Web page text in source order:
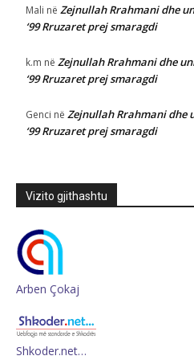
Mali në Zejnullah Rrahmani dhe
‘99 Rruzaret prej smaragdi
k.m në Zejnullah Rrahmani dhe
‘99 Rruzaret prej smaragdi
Genci në Zejnullah Rrahmani dhe
‘99 Rruzaret prej smaragdi
Vizito gjithashtu
Arben Çokaj
Shkoder.net…